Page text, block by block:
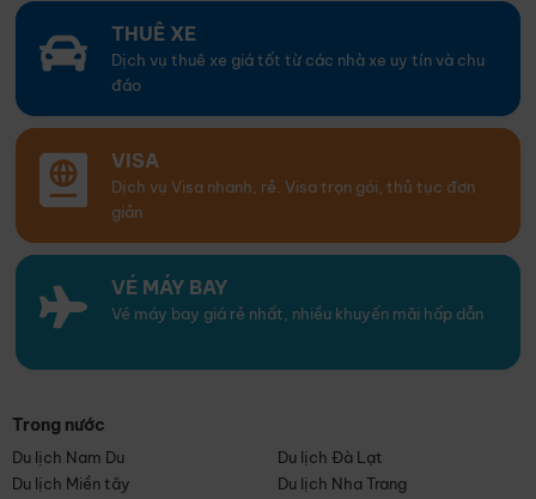
THUÊ XE
Dịch vụ thuê xe giá tốt từ các nhà xe uy tín và chu
đáo
VISA
Dịch vụ Visa nhanh, rẻ. Visa trọn gói, thủ tục đơn
giản
VÉ MÁY BAY
Vé máy bay giá rẻ nhất, nhiều khuyến mãi hấp dẫn
Trong nước
Du lịch Nam Du
Du lịch Đà Lạt
Du lịch Miền tây
Du lịch Nha Trang